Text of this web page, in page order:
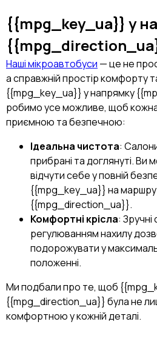
{{mpg_key_ua}} у
Наші мікроавтобуси — це не
а справжній простір комфорту
{{mpg_key_ua}} у напрямку
робимо усе можливе, щоб
приємною та безпечною:
Ідеальна чистота:
прибрані та доглянуті. Ви
відчути себе у повній
{{mpg_key_ua}} на
{{mpg_direction_ua}}.
Комфортні крісла: Зручні
регулюванням нахилу
подорожувати у
положенні.
Ми подбали про те, щоб
{{mpg_direction_ua}} була не
комфортною у кожній деталі.